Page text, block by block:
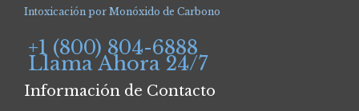
Intoxicación por Monóxido de Carbono
+1 (800) 804-6888
Llama Ahora 24/7
Información de Contacto